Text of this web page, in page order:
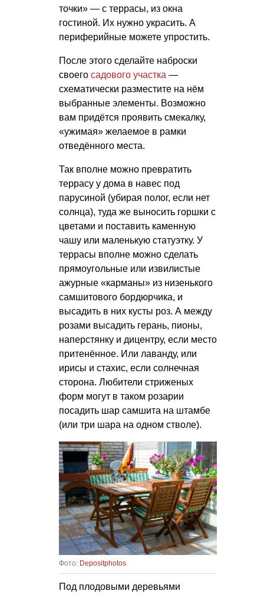
точки» — с террасы, из окна
гостиной. Их нужно украсить. А
периферийные можете упростить.
После этого сделайте наброски
своего садового участка —
схематически разместите на нём
выбранные элементы. Возможно
вам придётся проявить смекалку,
«ужимая» желаемое в рамки
отведённого места.
Так вполне можно превратить
террасу у дома в навес под
парусиной (убирая полог, если нет
солнца), туда же выносить горшки с
цветами и поставить каменную
чашу или маленькую статуэтку. У
террасы вполне можно сделать
прямоугольные или извилистые
ажурные «карманы» из низенького
самшитового бордюрчика, и
высадить в них кусты роз. А между
розами высадить герань, пионы,
наперстянку и дицентру, если место
притенённое. Или лаванду, или
ирисы и стахис, если солнечная
сторона. Любители стриженых
форм могут в таком розарии
посадить шар самшита на штамбе
(или три шара на одном стволе).
Фото: Depositphotos
Под плодовыми деревьями